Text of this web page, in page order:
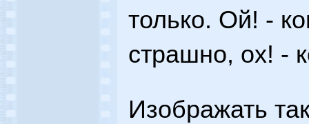
только. Ой! -
страшно, ох! -
Изображать